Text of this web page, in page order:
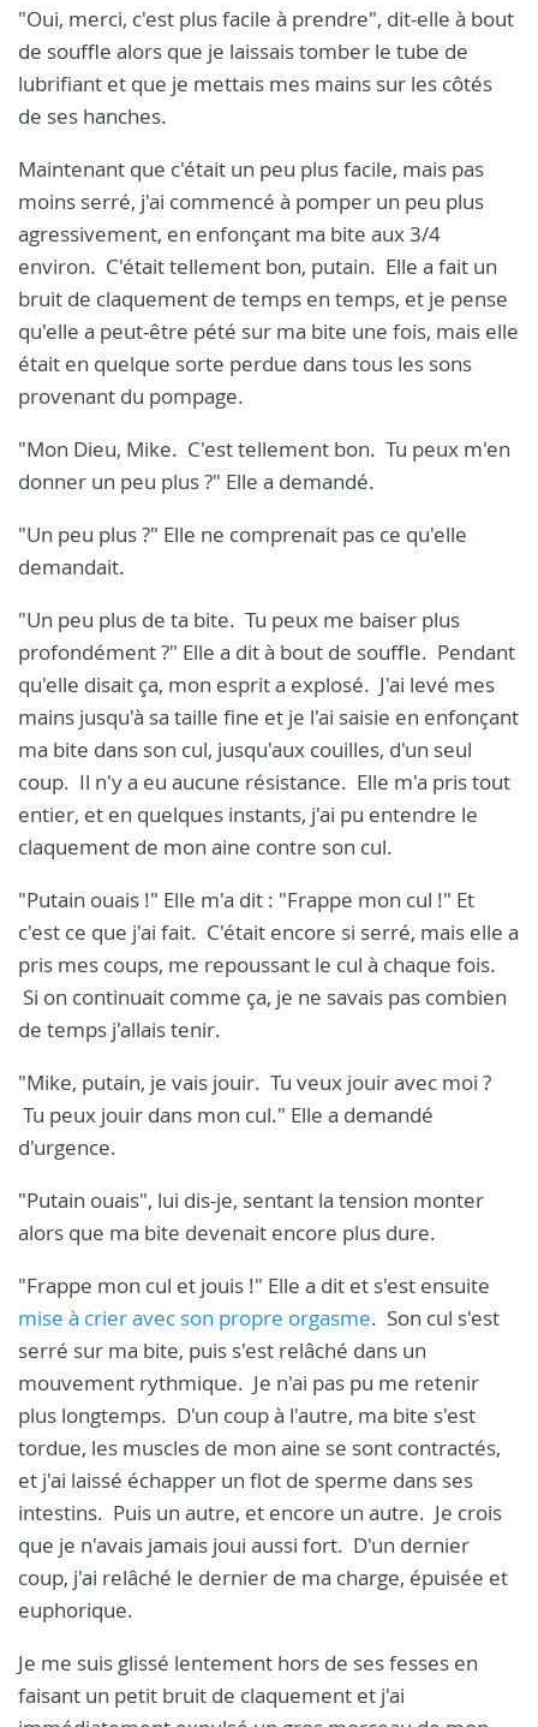
"Oui, merci, c'est plus facile à prendre", dit-elle à bout
de souffle alors que je laissais tomber le tube de
lubrifiant et que je mettais mes mains sur les côtés
de ses hanches.
Maintenant que c'était un peu plus facile, mais pas
moins serré, j'ai commencé à pomper un peu plus
agressivement, en enfonçant ma bite aux 3/4
environ. C'était tellement bon, putain. Elle a fait un
bruit de claquement de temps en temps, et je pense
qu'elle a peut-être pété sur ma bite une fois, mais elle
était en quelque sorte perdue dans tous les sons
provenant du pompage.
"Mon Dieu, Mike. C'est tellement bon. Tu peux m'en
donner un peu plus ?" Elle a demandé.
"Un peu plus ?" Elle ne comprenait pas ce qu'elle
demandait.
"Un peu plus de ta bite. Tu peux me baiser plus
profondément ?" Elle a dit à bout de souffle. Pendant
qu'elle disait ça, mon esprit a explosé. J'ai levé mes
mains jusqu'à sa taille fine et je l'ai saisie en enfonçant
ma bite dans son cul, jusqu'aux couilles, d'un seul
coup. Il n'y a eu aucune résistance. Elle m'a pris tout
entier, et en quelques instants, j'ai pu entendre le
claquement de mon aine contre son cul.
"Putain ouais !" Elle m'a dit : "Frappe mon cul !" Et
c'est ce que j'ai fait. C'était encore si serré, mais elle a
pris mes coups, me repoussant le cul à chaque fois.
Si on continuait comme ça, je ne savais pas combien
de temps j'allais tenir.
"Mike, putain, je vais jouir. Tu veux jouir avec moi ?
Tu peux jouir dans mon cul." Elle a demandé
d'urgence.
"Putain ouais", lui dis-je, sentant la tension monter
alors que ma bite devenait encore plus dure.
"Frappe mon cul et jouis !" Elle a dit et s'est ensuite
mise à crier avec son propre orgasme. Son cul s'est
serré sur ma bite, puis s'est relâché dans un
mouvement rythmique. Je n'ai pas pu me retenir
plus longtemps. D'un coup à l'autre, ma bite s'est
tordue, les muscles de mon aine se sont contractés,
et j'ai laissé échapper un flot de sperme dans ses
intestins. Puis un autre, et encore un autre. Je crois
que je n'avais jamais joui aussi fort. D'un dernier
coup, j'ai relâché le dernier de ma charge, épuisée et
euphorique.
Je me suis glissé lentement hors de ses fesses en
faisant un petit bruit de claquement et j'ai